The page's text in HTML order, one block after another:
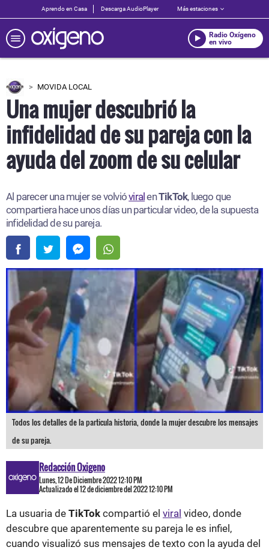
Aprendo en Casa Descarga AudioPlayer Más estaciones
Radio Oxígeno
en vivo
MOVIDA LOCAL
Una mujer descubrió la
infidelidad de su pareja con la
ayuda del zoom de su celular
Al parecer una mujer se volvióviral enTikTok, luego que
compartiera hace unos días un particular video, de la supuesta
infidelidad de su pareja.
Todos los detalles de la particula historia, donde la mujer descubre los mensajes
de su pareja.
Redacción Oxigeno
Lunes, 12 De Diciembre 2022 12:10 PM
Actualizado el 12 de diciembre del 2022 12:10 PM
La usuaria de TikTok compartió el viral video, donde
descubre que aparentemente su pareja le es infiel,
cuando visualizó sus mensajes de texto con la ayuda del